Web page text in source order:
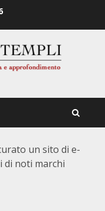
un sito di e-
di noti marchi